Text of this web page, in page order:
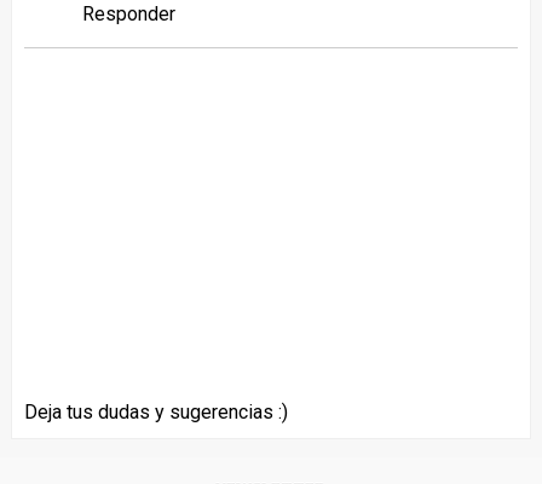
Responder
Deja tus dudas y sugerencias :)